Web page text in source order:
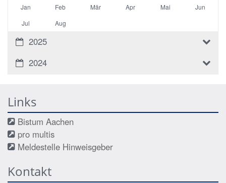
Jan Feb Mär Apr Mai
Jun
Jul
Aug
2025
2024
Links
Bistum Aachen
pro multis
Meldestelle Hinweisgeber
Kontakt